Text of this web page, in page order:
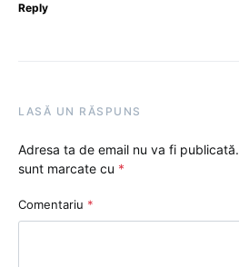
Reply
LASĂ UN RĂSPUNS
Adresa ta de email nu va fi publicată.
sunt marcate cu *
Comentariu *